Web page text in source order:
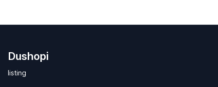
Dushopi
listing